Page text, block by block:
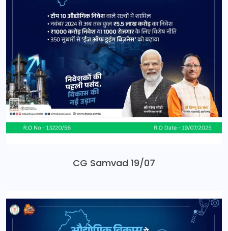
CG Samvad 19/07